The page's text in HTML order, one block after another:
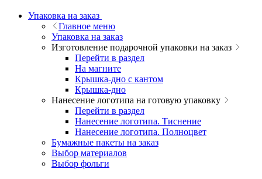
Упаковка на заказ
Главное меню
Упаковка на заказ
Изготовление подарочной упаковки на заказ
Перейти в раздел
На магните
Крышка-дно с кантом
Крышка-дно
Нанесение логотипа на готовую упаковку
Перейти в раздел
Нанесение логотипа. Тиснение
Нанесение логотипа. Полноцвет
Бумажные пакеты на заказ
Выбор материалов
Выбор фольги